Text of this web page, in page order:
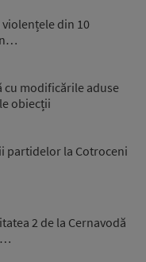
din 10
cu modificările aduse
obiecții
partidelor la Cotroceni
2 de la Cernavodă